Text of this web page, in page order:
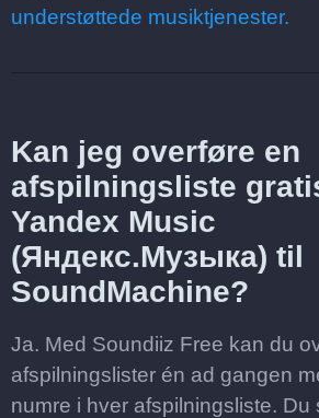
understøttede musiktjenester.
Kan jeg overføre en
afspilningsliste
Yandex Music
(Яндекс.Музыка) til
SoundMachine?
Ja. Med Soundiiz Free kan du
afspilningslister én ad gangen
numre i hver afspilningsliste. Du